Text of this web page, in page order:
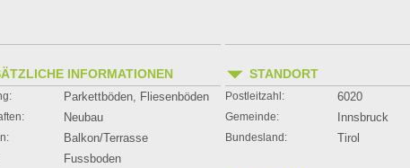
INFORMATIONEN
Parkettböden, Fliesenböden
Neubau
Balkon/Terrasse
Fussboden
STANDORT
Postleitzahl: 6020
Gemeinde: Innsbruck
Bundesland: Tirol